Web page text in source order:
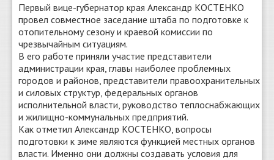
О сайте
Первый вице-губернатор края Александр КОСТЕНКО
провел совместное заседание штаба по подготовке к
отопительному сезону и краевой комиссии по
чрезвычайным ситуациям.
В его работе приняли участие представители
администрации края, главы наиболее проблемных
городов и районов, представители правоохранительных
и силовых структур, федеральных органов
исполнительной власти, руководство теплоснабжающих
и жилищно-коммунальных предприятий.
Как отметил Александр КОСТЕНКО, вопросы
подготовки к зиме являются функцией местных органов
власти. Именно они должны создавать условия для